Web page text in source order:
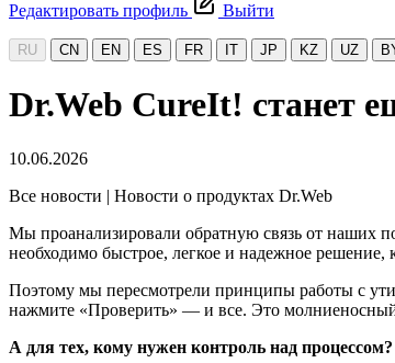
Редактировать профиль
Выйти
RU CN EN ES FR IT JP KZ UZ
Dr.Web CureIt! станет
10.06.2026
Все новости | Новости о продуктах Dr.Web
Мы проанализировали обратную связь от наших
необходимо быстрое, легкое и надежное решение,
Поэтому мы пересмотрели принципы работы с
нажмите «Проверить» — и все. Это молниеносный
А для тех, кому нужен контроль над процессом?